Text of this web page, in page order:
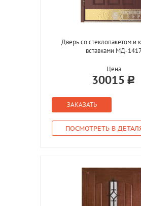
Дверь со стеклопакетом и
вставками МД-
Цена
30015
ЗАКАЗАТЬ
ПОСМОТРЕТЬ В